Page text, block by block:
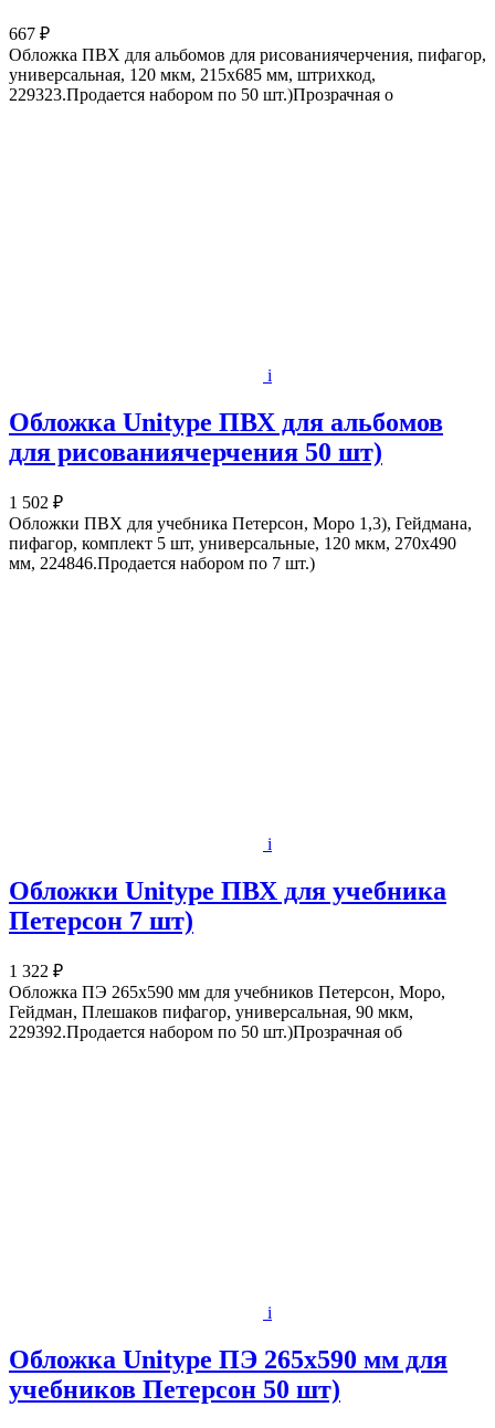
667 ₽
Обложка ПВХ для альбомов для рисованиячерчения, пифагор,
универсальная, 120 мкм, 215х685 мм, штрихкод,
229323.Продается набором по 50 шт.)Прозрачная о
i
Обложка Unitype ПВХ для альбомов
для рисованиячерчения 50 шт)
1 502 ₽
Обложки ПВХ для учебника Петерсон, Моро 1,3), Гейдмана,
пифагор, комплект 5 шт, универсальные, 120 мкм, 270х490
мм, 224846.Продается набором по 7 шт.)
i
Обложки Unitype ПВХ для учебника
Петерсон 7 шт)
1 322 ₽
Обложка ПЭ 265х590 мм для учебников Петерсон, Моро,
Гейдман, Плешаков пифагор, универсальная, 90 мкм,
229392.Продается набором по 50 шт.)Прозрачная об
i
Обложка Unitype ПЭ 265х590 мм для
учебников Петерсон 50 шт)